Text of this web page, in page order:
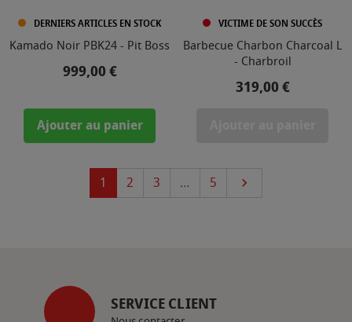
DERNIERS ARTICLES EN STOCK
Kamado Noir PBK24 - Pit Boss
Prix
999,00 €
Ajouter au panier
VICTIME DE SON SUCCÈS
Barbecue Charbon Charcoal L
- Charbroil
Prix
319,00 €
1 2 3 … 5 Suivant

SERVICE CLIENT